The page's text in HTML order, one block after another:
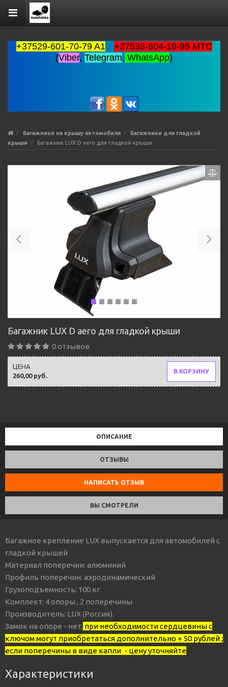
+37529-601-70-79 A1
+37533-604-19-99 MTC
(Viber, Telegram, WhatsApp)
Багажники на крышу автомобиля
Багажники для гладкой
крыши
Багажник LUX D aero для гладкой крыши
Багажник LUX D aero для гладкой крыши
0 отзывов
260,00 руб.
ЦЕНА
В КОРЗИНУ
ОПИСАНИЕ
ОТЗЫВЫ
НАПИСАТЬ ОТЗЫВ
ВЫ СМОТРЕЛИ
Багажное крепление LUX выпускается для автомобилей с
гладкой крышей
Материал поперечин: алюминий
Профиль поперечин: аэродинамический
Грузоподъемность: 100 кг
Комплект: 4 опоры , 2 поперечины
Производитель: LUX (Россия).
Замок на опоре - нет, при необходимости сердцевины с
ключом могут приобретаться дополнительно + 50 рублей ;
если поперечины в виде капли - цену уточняйте
Характеристики